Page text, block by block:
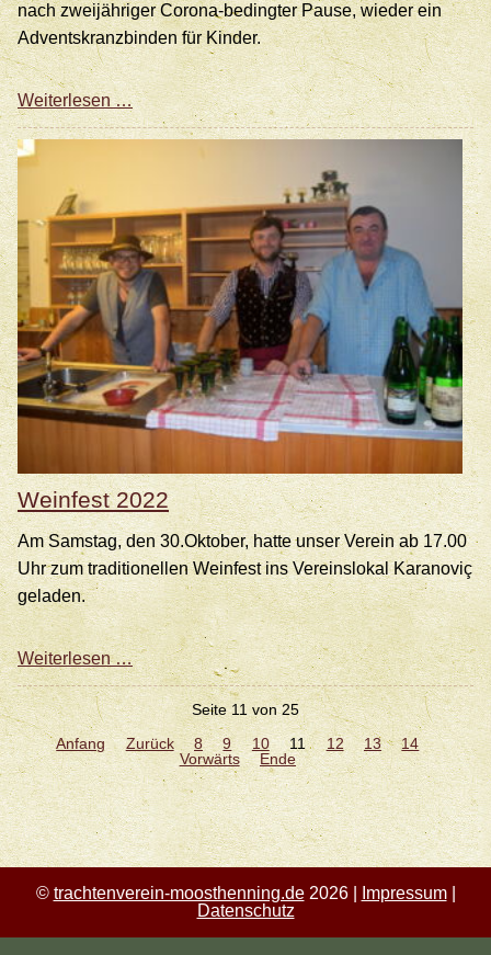
nach zweijähriger Corona-bedingter Pause, wieder ein
Adventskranzbinden für Kinder.
Weiterlesen …Kinder
banden
Weinfest 2022
Am Samstag, den 30.Oktober, hatte unser Verein ab 17.00
Uhr zum traditionellen Weinfest ins Vereinslokal Karanoviç
geladen.
Weiterlesen …Weinfest
2022
Seite 11 von 25
Anfang
Zurück 8 9 10 11 12 13
14
Vorwärts
Ende
© trachtenverein-moosthenning.de2026 | Impressum|
Datenschutz